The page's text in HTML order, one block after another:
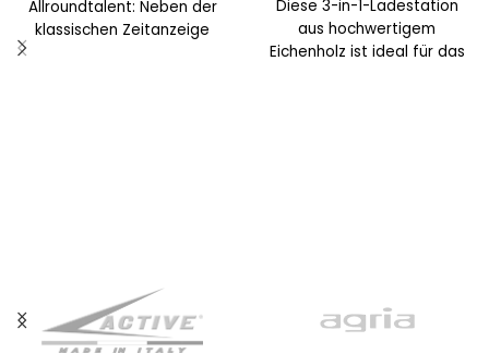
Allroundtalent: Neben der
klassischen Zeitanzeige
Diese 3-in-1-Ladestation
aus hochwertigem
Eichenholz ist ideal für das